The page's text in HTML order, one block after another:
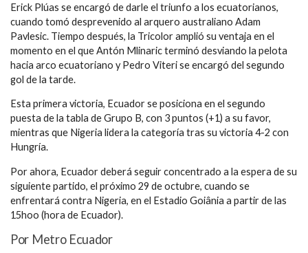
Erick Plúas se encargó de darle el triunfo a los ecuatorianos,
cuando tomó desprevenido al arquero australiano Adam
Pavlesic. Tiempo después, la Tricolor amplió su ventaja en el
momento en el que Antón Mlinaric terminó desviando la pelota
hacia arco ecuatoriano y Pedro Viteri se encargó del segundo
gol de la tarde.
Esta primera victoria, Ecuador se posiciona en el segundo
puesta de la tabla de Grupo B, con 3 puntos (+1) a su favor,
mientras que Nigeria lidera la categoría tras su victoria 4-2 con
Hungría.
Por ahora, Ecuador deberá seguir concentrado a la espera de su
siguiente partido, el próximo 29 de octubre, cuando se
enfrentará contra Nigeria, en el Estadio Goiânia a partir de las
15hoo (hora de Ecuador).
Por Metro Ecuador